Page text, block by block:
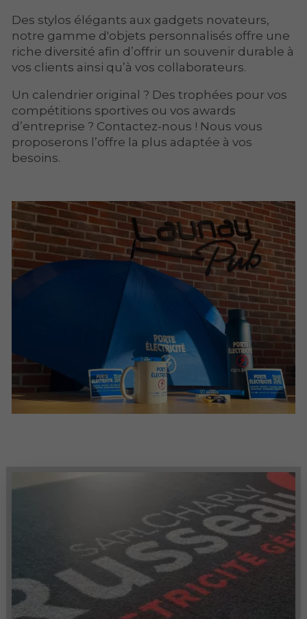
Des stylos élégants aux gadgets novateurs,
notre gamme d'objets personnalisés offre une
riche diversité afin d’offrir un souvenir durable à
vos clients ainsi qu’à vos collaborateurs.
Un calendrier original ? Des trophées pour vos
compétitions sportives ou vos awards
d’entreprise ? Contactez-nous ! Nous vous
proposerons l’offre la plus adaptée à vos
besoins.